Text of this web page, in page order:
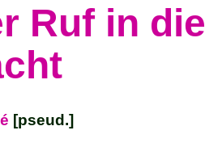
Ruf in die
[pseud.]